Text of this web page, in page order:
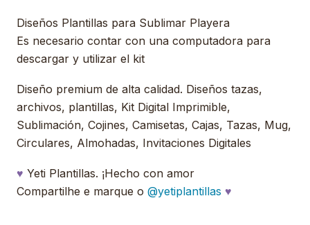
Diseños Plantillas para Sublimar Playera
Es necesario contar con una computadora para
descargar y utilizar el kit
Diseño premium de alta calidad. Diseños tazas,
archivos, plantillas, Kit Digital Imprimible,
Sublimación, Cojines, Camisetas, Cajas, Tazas, Mug,
Circulares, Almohadas, Invitaciones Digitales
♥ Yeti Plantillas. ¡Hecho con amor
Compartilhe e marque o @yetiplantillas ♥